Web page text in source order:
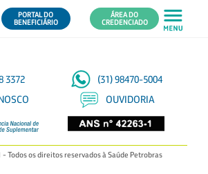
PORTAL DO
BENEFICIÁRIO
ÁREA DO
CREDENCIADO
3372
(31) 98470-5004
OUVIDORIA
Todos os direitos reservados à Saúde Petrobras